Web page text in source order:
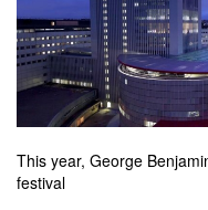
This year, George
festival